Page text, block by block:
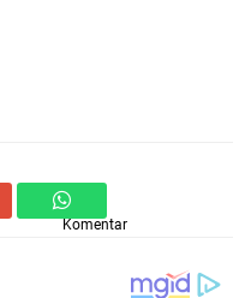
Komentar